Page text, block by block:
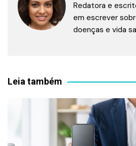
Redatora e
em escrever
doenças e vida
Leia também